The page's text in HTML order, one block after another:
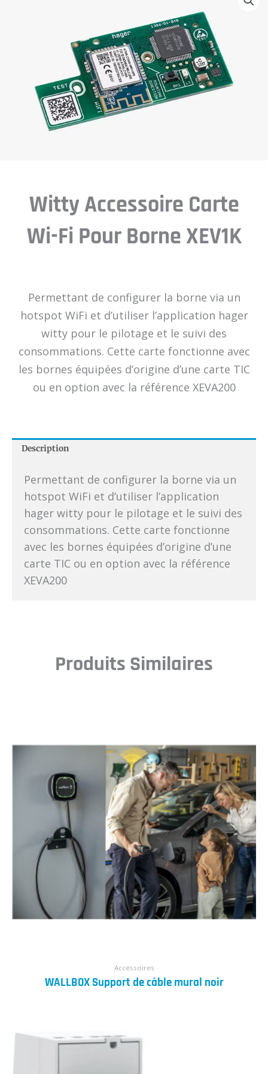
Witty Accessoire Carte
Wi-Fi Pour Borne XEV1K
Permettant de configurer la borne via un
hotspot WiFi et d’utiliser l’application hager
witty pour le pilotage et le suivi des
consommations. Cette carte fonctionne avec
les bornes équipées d’origine d’une carte TIC
ou en option avec la référence XEVA200
Description
Permettant de configurer la borne via un
hotspot WiFi et d’utiliser l’application
hager witty pour le pilotage et le suivi des
consommations. Cette carte fonctionne
avec les bornes équipées d’origine d’une
carte TIC ou en option avec la référence
XEVA200
Produits Similaires
Accessoires
WALLBOX Support de câble mural noir